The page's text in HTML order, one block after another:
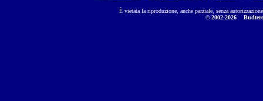
È vietata la riproduzione, anche parziale, senza
© 2002-2026